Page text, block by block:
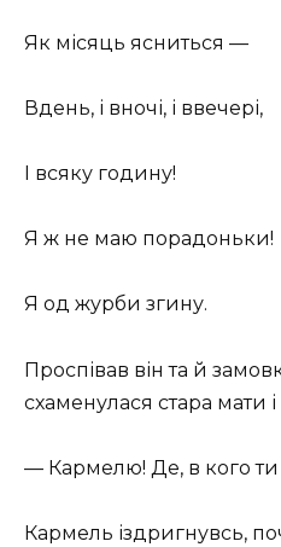
Як місяць ясниться —
Вдень, і вночі, і ввечері,
І всяку годину!
Я ж не маю порадоньки!
Я од журби згину.
Проспівав він та й
схаменулася стара мати
— Кармелю! Де, в кого ти
Кармель іздригнувсь,